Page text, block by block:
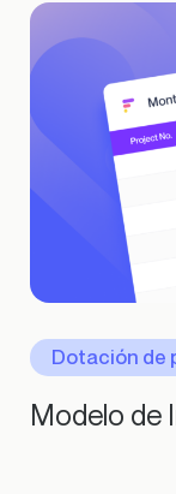
Dotación de
Modelo